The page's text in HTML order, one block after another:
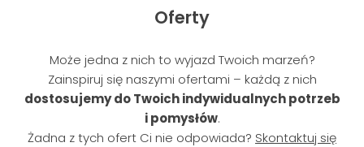
Oferty
Może jedna z nich to wyjazd Twoich marzeń?
Zainspiruj się naszymi ofertami – każdą z nich
dostosujemy do Twoich indywidualnych potrzeb
i pomysłów.
Żadna z tych ofert Ci nie odpowiada? Skontaktuj się